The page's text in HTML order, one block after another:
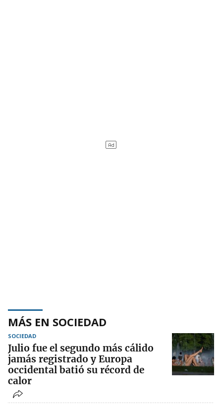
MÁS EN SOCIEDAD
SOCIEDAD
Julio fue el segundo más cálido
jamás registrado y Europa
occidental batió su récord de
calor